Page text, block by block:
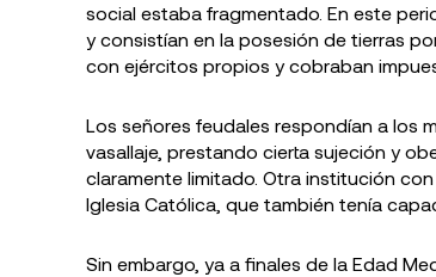
social estaba fragmentado. En este
y consistían en la posesión de tierras
con ejércitos propios y cobraban
Los señores feudales respondían a los
vasallaje, prestando cierta sujeción y
claramente limitado. Otra institución
Iglesia Católica, que también tenía
Sin embargo, ya a finales de la Edad